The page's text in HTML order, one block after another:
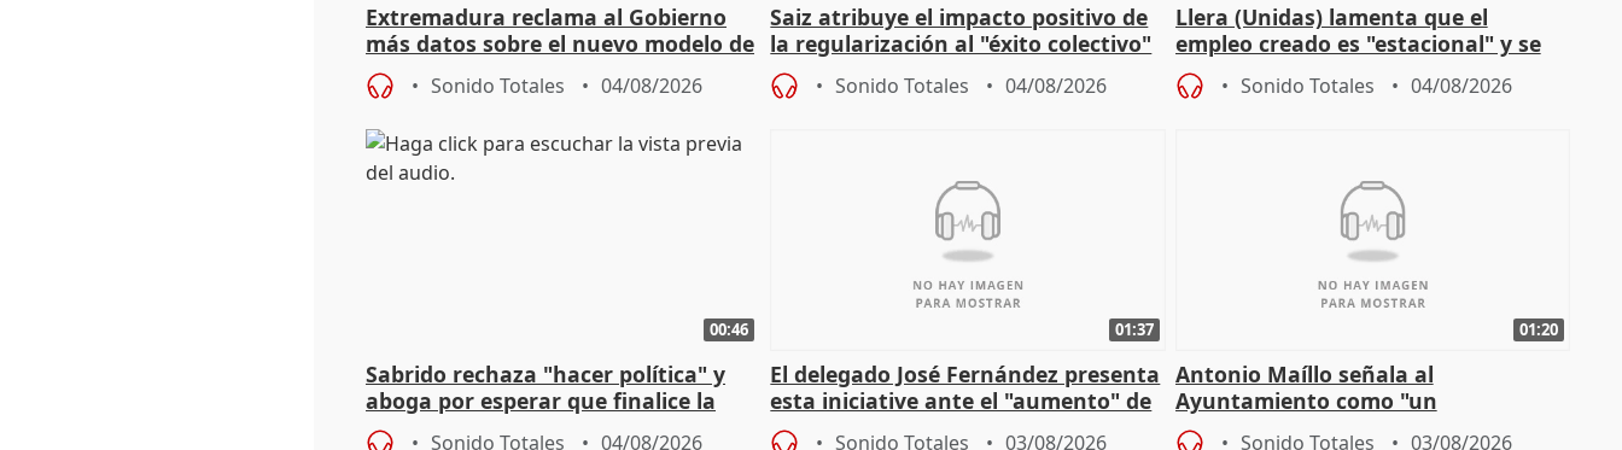
Extremadura reclama al Gobierno
más datos sobre el nuevo modelo de
financiación
Sonido Totales 04/08/2026
Saiz atribuye el impacto positivo de
la regularización al "éxito colectivo"
del Gobierno
Sonido Totales 04/08/2026
Llera (Unidas) lamenta que el
empleo creado es "estacional" y se
"esfumará" al acabar el verano
Sonido Totales 04/08/2026
00:46
Sabrido rechaza "hacer política" y
aboga por esperar que finalice la
investigación del incendio
Sonido Totales 04/08/2026
01:37
El delegado José Fernández presenta
esta iniciative ante el "aumento" de
personas sin hogar en Madri
Sonido Totales 03/08/2026
01:20
Antonio Maíllo señala al
Ayuntamiento como "un
especulador más" sobre viviendas de
Sonido Totales 03/08/2026